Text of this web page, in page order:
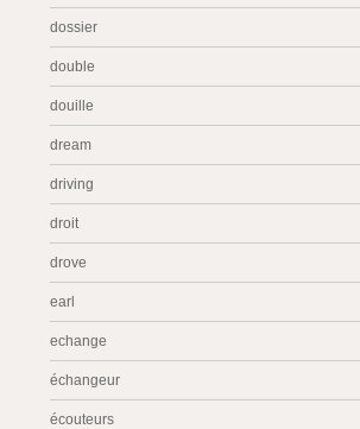
dossier
double
douille
dream
driving
droit
drove
earl
echange
échangeur
écouteurs